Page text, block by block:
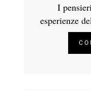
I
esperienze